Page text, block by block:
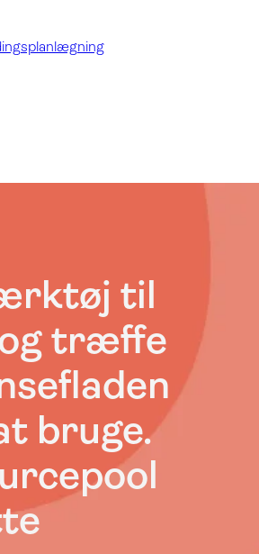
til
træffe
bruge.